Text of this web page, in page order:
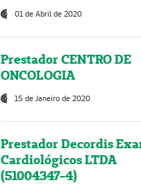
01 de Abril de 2020
Prestador CENTRO DE
ONCOLOGIA
15 de Janeiro de 2020
Prestador Decordis
Cardiológicos LTDA
(51004347-4)